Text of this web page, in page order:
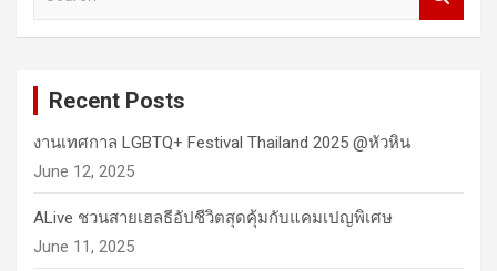
Recent Posts
งานเทศกาล LGBTQ+ Festival Thailand 2025 @หัวหิน
June 12, 2025
ALive ชวนสายเฮลธีอัปชีวิตสุดคุ้มกับแคมเปญพิเศษ
June 11, 2025